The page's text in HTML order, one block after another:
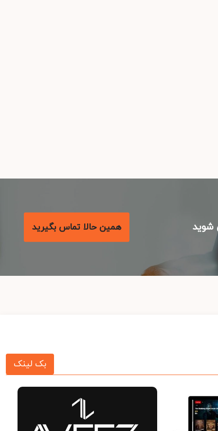
همین حالا تماس بگیرید
بک لینک